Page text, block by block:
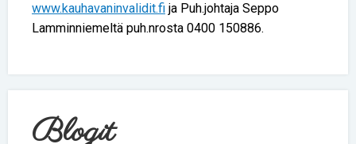
www.kauhavaninvalidit.fi ja Puh.johtaja Seppo
Lamminniemeltä puh.nrosta 0400 150886.
Blogit